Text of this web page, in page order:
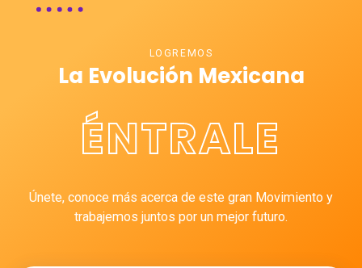
LOGREMOS
La Evolución Mexicana
ÉNTRALE
Únete, conoce más acerca de este gran Movimiento y
trabajemos juntos por un mejor futuro.